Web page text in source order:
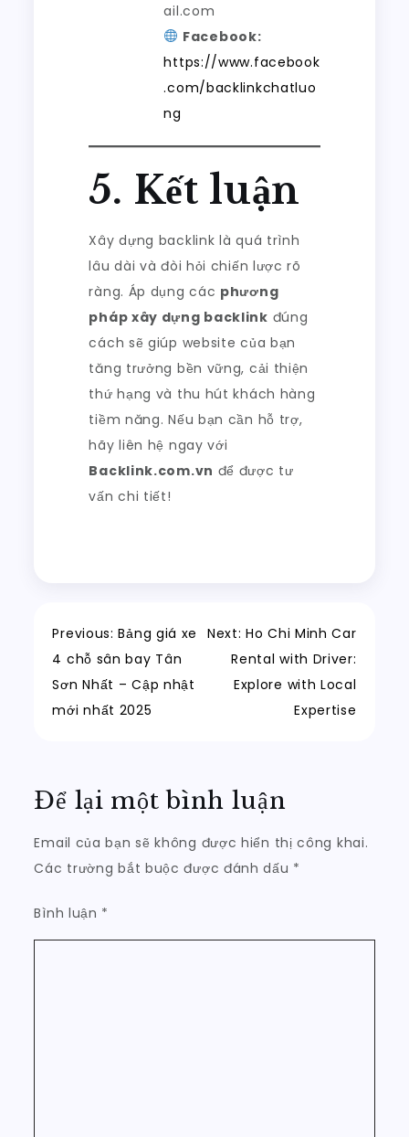
ail.com
Facebook:
https://www.facebook
.com/backlinkchatluo
ng
5. Kết luận
Xây dựng backlink là quá trình
lâu dài và đòi hỏi chiến lược rõ
ràng. Áp dụng các phương
pháp xây dựng backlink đúng
cách sẽ giúp website của bạn
tăng trưởng bền vững, cải thiện
thứ hạng và thu hút khách hàng
tiềm năng. Nếu bạn cần hỗ trợ,
hãy liên hệ ngay với
Backlink.com.vn để được tư
vấn chi tiết!
Điều
hướng
viết
Previous: Bảng giá xe
4 chỗ sân bay Tân
Sơn Nhất – Cập nhật
mới nhất 2025
Next: Ho Chi Minh Car
Rental with Driver:
Explore with Local
Expertise
Để lại một bình luận
Email của bạn sẽ không được hiển thị công khai.
Các trường bắt buộc được đánh dấu *
Bình luận *